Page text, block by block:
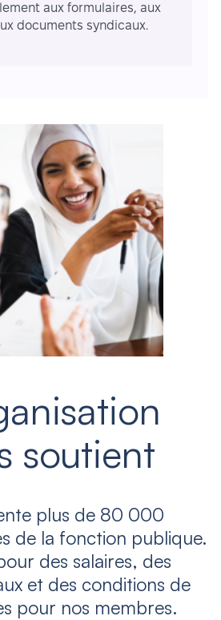
aux formulaires, aux
documents syndicaux.
soutient
plus de 80 000
de la fonction publique.
des salaires, des
et des conditions de
pour nos membres.